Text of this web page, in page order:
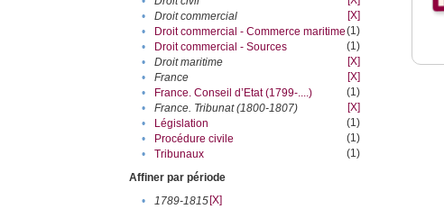
•
Droit commercial
[X]
•
Droit commercial - Commerce maritime(1)
•
Droit commercial - Sources
(1)
•
Droit maritime
[X]
•
France
[X]
•
France. Conseil d’Etat (1799-....)
(1)
•
France. Tribunat (1800-1807)
[X]
•
Législation
(1)
•
Procédure civile
(1)
•
Tribunaux
(1)
Affiner par période
•
1789-1815[X]